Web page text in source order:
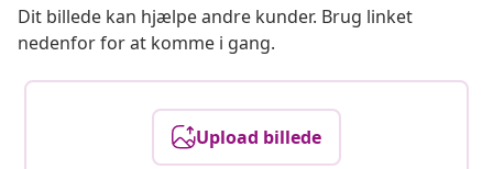
Dit billede kan hjælpe andre kunder. Brug linket
nedenfor for at komme i gang.
Upload billede